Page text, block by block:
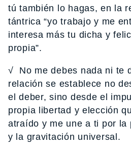
tú también lo hagas, en la
tántrica “yo trabajo y me
interesa más tu dicha y
propia”.
√ No me debes nada ni te
relación se establece no
el deber, sino desde el
propia libertad y elección
atraído y me une a ti por la
y la gravitación universal.